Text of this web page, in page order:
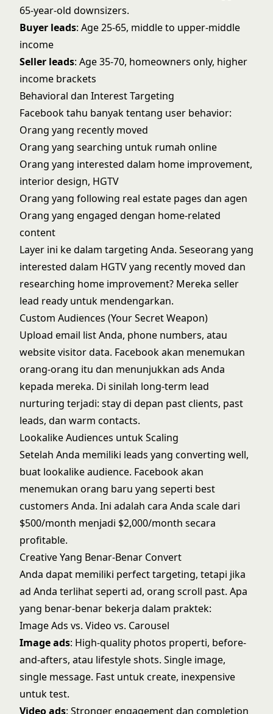
65-year-old downsizers.
Buyer leads: Age 25-65, middle to upper-middle
income
Seller leads: Age 35-70, homeowners only, higher
income brackets
Behavioral dan Interest Targeting
Facebook tahu banyak tentang user behavior:
Orang yang recently moved
Orang yang searching untuk rumah online
Orang yang interested dalam home improvement,
interior design, HGTV
Orang yang following real estate pages dan agen
Orang yang engaged dengan home-related
content
Layer ini ke dalam targeting Anda. Seseorang yang
interested dalam HGTV yang recently moved dan
researching home improvement? Mereka seller
lead ready untuk mendengarkan.
Custom Audiences (Your Secret Weapon)
Upload email list Anda, phone numbers, atau
website visitor data. Facebook akan menemukan
orang-orang itu dan menunjukkan ads Anda
kepada mereka. Di sinilah long-term lead
nurturing terjadi: stay di depan past clients, past
leads, dan warm contacts.
Lookalike Audiences untuk Scaling
Setelah Anda memiliki leads yang converting well,
buat lookalike audience. Facebook akan
menemukan orang baru yang seperti best
customers Anda. Ini adalah cara Anda scale dari
$500/month menjadi $2,000/month secara
profitable.
Creative Yang Benar-Benar Convert
Anda dapat memiliki perfect targeting, tetapi jika
ad Anda terlihat seperti ad, orang scroll past. Apa
yang benar-benar bekerja dalam praktek:
Image Ads vs. Video vs. Carousel
Image ads: High-quality photos properti, before-
and-afters, atau lifestyle shots. Single image,
single message. Fast untuk create, inexpensive
untuk test.
Video ads: Stronger engagement dan completion